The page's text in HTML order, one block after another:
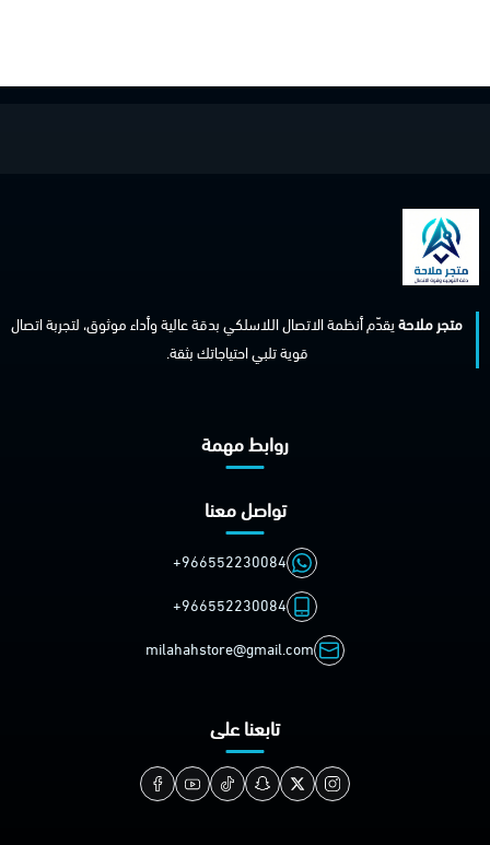
متجر ملاحةيقدّم أنظمة الاتصال اللاسلكي بدقة عالية وأداء موثوق، لتجربة اتصال
قوية تلبي احتياجاتك بثقة.
روابط مهمة
تواصل معنا
+966552230084
+966552230084
milahahstore@gmail.com
تابعنا على